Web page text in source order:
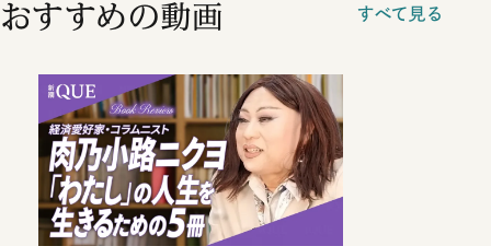
おすすめの動画 すべて見る